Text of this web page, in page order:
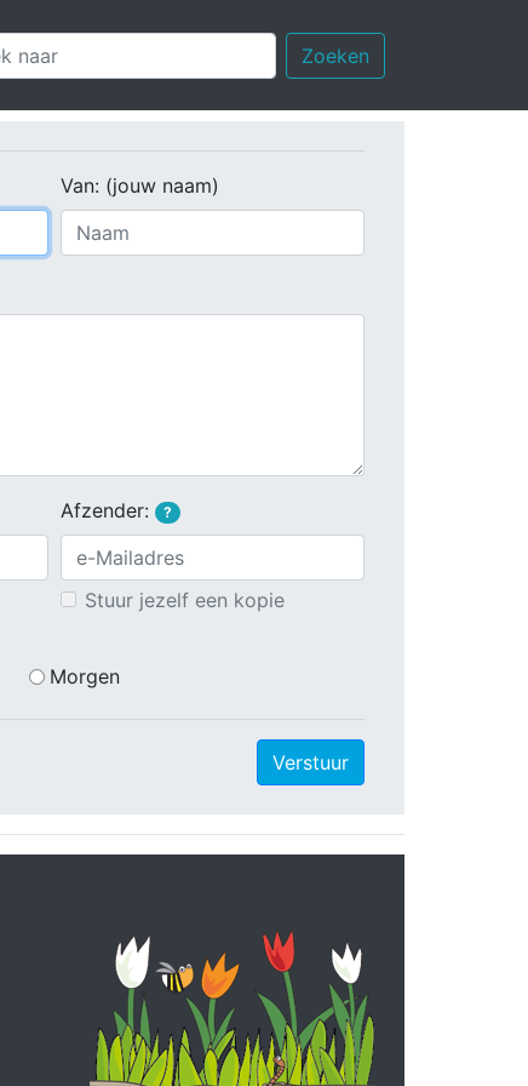
Zoeken
Van: (jouw naam)
Afzender: ?
Stuur jezelf een kopie
Morgen
Verstuur